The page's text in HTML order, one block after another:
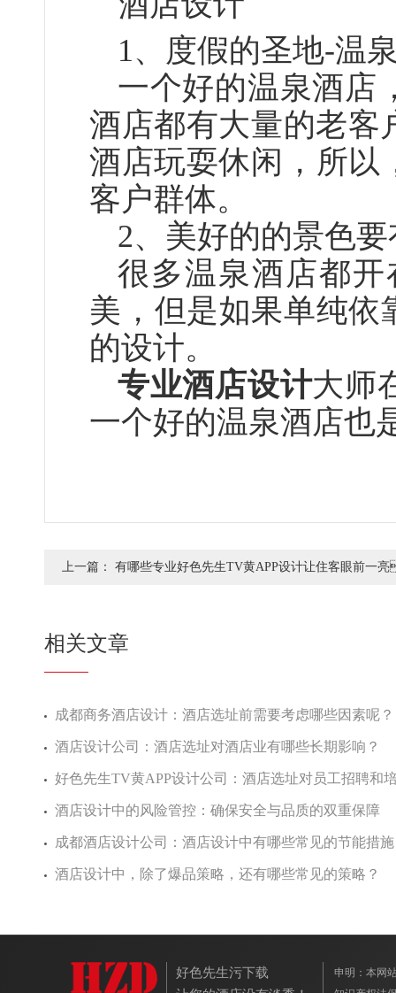
1、 度假的圣地-温
一个好的温泉酒店
酒店都有大量的老客
酒店玩耍休闲，所以
客户群体。
2、 美好的的景色要
很多温泉酒店都开
美，但是如果单纯
的设计。
专业酒店设计大师
一个好的温泉酒店也是
上一篇： 有哪些专业好色先生TV黄APP设计让住客眼前一
相关文章
成都商务酒店设计：酒店选址前需要考虑哪些因素呢？
酒店设计公司：酒店选址对酒店业有哪些长期影响？
好色先生TV黄APP设计公司：酒店选址对员工招聘和培
酒店设计中的风险管控：确保安全与品质的双重保障
成都酒店设计公司：酒店设计中有哪些常见的节能措施
酒店设计中，除了爆品策略，还有哪些常见的策略？
好色先生污下载
申明：本